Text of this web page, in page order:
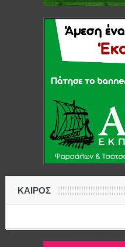
ΚΑΙΡΟΣ